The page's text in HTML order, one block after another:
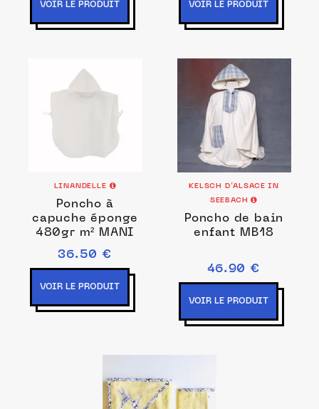
VOIR LE PRODUIT
Choix
VOIR LE PRODUIT
LINANDELLE
Poncho à
capuche éponge
480gr m² MANI
36.50 €
VOIR LE PRODUIT
KELSCH D’ALSACE IN
SEEBACH
Poncho de bain
enfant MB18
46.90 €
VOIR LE PRODUIT